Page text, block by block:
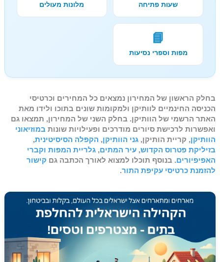
שעות פתיחה מלונות מעולים
📘
מפות וספרי נסיעות
בחלק הראשון של המחירון נמצאים כל המחירים וכרטיסי
הכניסה החינמיים לוותיקן ולמקומות שונים בתוכו ולידו מאת
האתר הרשמי של הוותיקן. בחלק השני של המחירון, תמצאו גם
ואפשרות לרכישת סיורים מודרכים ופעילויות שונות במוזיאוני
הוותיקן, קריית הותיקן, גני הוותיקן, הקפלה הסיסיטינית,
בזיליקת פטרוס הקדוש, עיר המתים, גלריית המפות וקברי
האפיפיורים. בנוסף תוכלו למצוא לאורך הכתבה גם קישור
להזמנת כרטיסי עקיפת התור.